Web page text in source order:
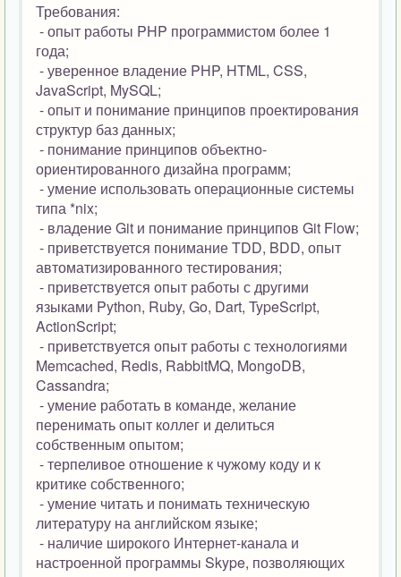
Требования:
- опыт работы PHP программистом более 1
года;
- уверенное владение PHP, HTML, CSS,
JavaScript, MySQL;
- опыт и понимание принципов проектирования
структур баз данных;
- понимание принципов объектно-
ориентированного дизайна программ;
- умение использовать операционные системы
типа *nix;
- владение Git и понимание принципов Git Flow;
- приветствуется понимание TDD, BDD, опыт
автоматизированного тестирования;
- приветствуется опыт работы с другими
языками Python, Ruby, Go, Dart, TypeScript,
ActionScript;
- приветствуется опыт работы с технологиями
Memcached, Redis, RabbitMQ, MongoDB,
Cassandra;
- умение работать в команде, желание
перенимать опыт коллег и делиться
собственным опытом;
- терпеливое отношение к чужому коду и к
критике собственного;
- умение читать и понимать техническую
литературу на английском языке;
- наличие широкого Интернет-канала и
настроенной программы Skype, позволяющих